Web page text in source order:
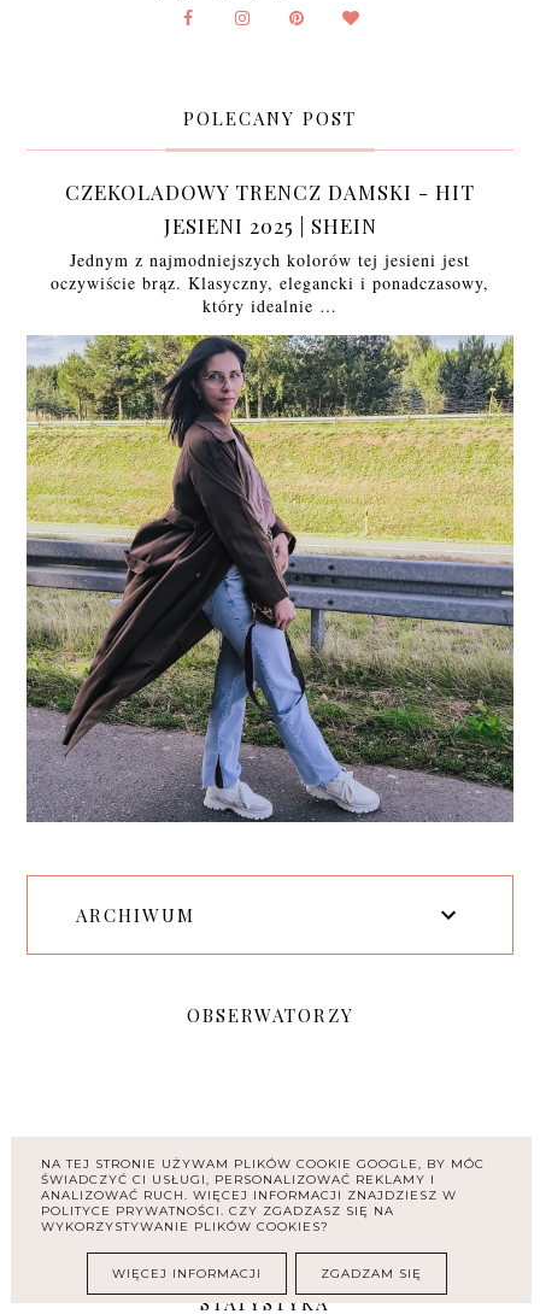
POLECANY POST
CZEKOLADOWY TRENCZ DAMSKI - HIT
JESIENI 2025 | SHEIN
Jednym z najmodniejszych kolorów tej jesieni jest
oczywiście brąz. Klasyczny, elegancki i ponadczasowy,
który idealnie …
ARCHIWUM
OBSERWATORZY
STATYSTYKA
NA TEJ STRONIE UŻYWAM PLIKÓW COOKIE GOOGLE, BY MÓC
ŚWIADCZYĆ CI USŁUGI, PERSONALIZOWAĆ REKLAMY I
ANALIZOWAĆ RUCH. WIĘCEJ INFORMACJI ZNAJDZIESZ W
POLITYCE PRYWATNOŚCI. CZY ZGADZASZ SIĘ NA
WYKORZYSTYWANIE PLIKÓW COOKIES?
WIĘCEJ INFORMACJI ZGADZAM SIĘ